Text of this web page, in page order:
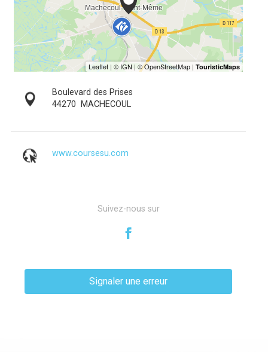
Boulevard des Prises
44270
MACHECOUL
www.coursesu.com
Suivez-nous sur
Signaler une erreur